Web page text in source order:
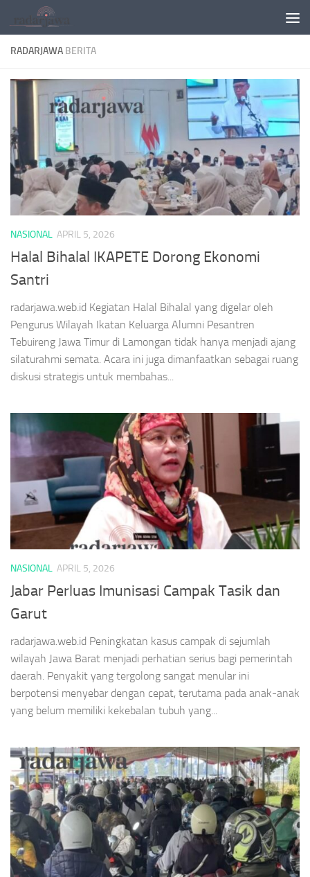
Skip to content
RADARJAWA BERITA
NASIONAL APRIL 5, 2026
Halal Bihalal IKAPETE Dorong Ekonomi
Santri
radarjawa.web.id Kegiatan Halal Bihalal yang digelar oleh
Pengurus Wilayah Ikatan Keluarga Alumni Pesantren
Tebuireng Jawa Timur di Lamongan tidak hanya menjadi ajang
silaturahmi semata. Acara ini juga dimanfaatkan sebagai ruang
diskusi strategis untuk membahas...
NASIONAL APRIL 5, 2026
Jabar Perluas Imunisasi Campak Tasik dan
Garut
radarjawa.web.id Peningkatan kasus campak di sejumlah
wilayah Jawa Barat menjadi perhatian serius bagi pemerintah
daerah. Penyakit yang tergolong sangat menular ini
berpotensi menyebar dengan cepat, terutama pada anak-anak
yang belum memiliki kekebalan tubuh yang...